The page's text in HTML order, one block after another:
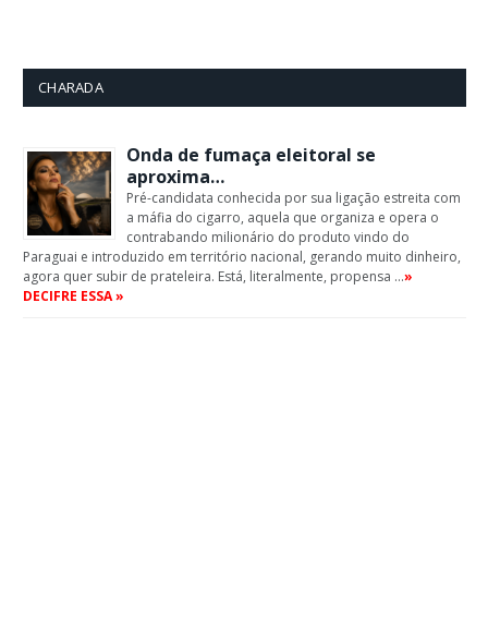
CHARADA
Onda de fumaça eleitoral se
aproxima…
Pré-candidata conhecida por sua ligação estreita com
a máfia do cigarro, aquela que organiza e opera o
contrabando milionário do produto vindo do
Paraguai e introduzido em território nacional, gerando muito dinheiro,
agora quer subir de prateleira. Está, literalmente, propensa …»
DECIFRE ESSA »